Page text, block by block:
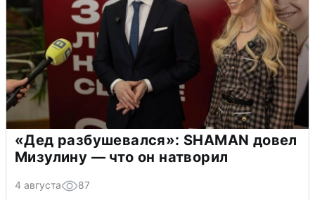
«Дед разбушевался»: SHAMAN довел
Мизулину — что он натворил
4 августа 87